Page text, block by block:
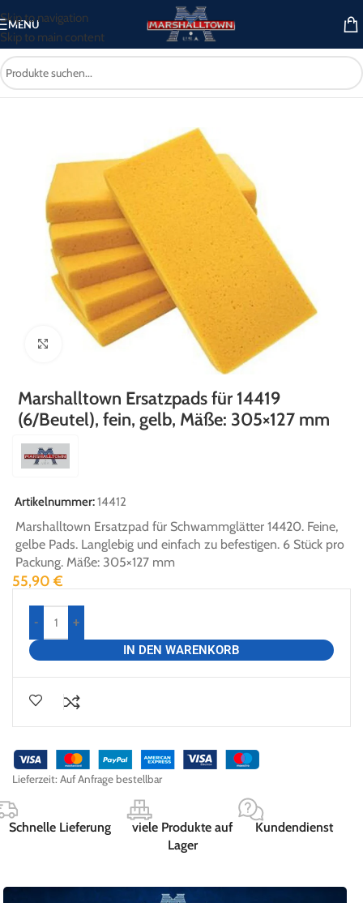
Skip to navigation
Skip to main content
MENU
Malerei- und Wandwerkzeuge Zubehör
Click to enlarge
Marshalltown Ersatzpads für 14419
(6/Beutel), fein, gelb, Mäße: 305×127 mm
Artikelnummer:14412
Marshalltown Ersatzpad für Schwammglätter 14420. Feine,
gelbe Pads. Langlebig und einfach zu befestigen. 6 Stück pro
Packung. Mäße: 305×127 mm
55,90€
-
+
IN DEN WARENKORB
Lieferzeit: Auf Anfrage bestellbar
Schnelle Lieferung
viele Produkte auf
Lager
Kundendienst